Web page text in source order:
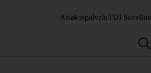
AsiakaspalveluTUI Sovellus